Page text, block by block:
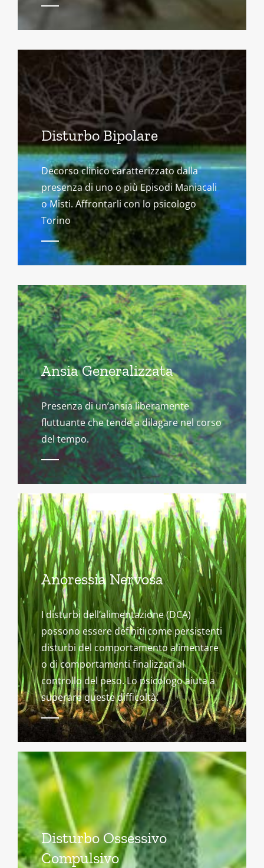
Disturbo Bipolare
Decorso clinico caratterizzato dalla
presenza di uno o più Episodi Maniacali
o Misti. Affrontarli con lo psicologo
Torino
Ansia Generalizzata
Presenza di un’ansia liberamente
fluttuante che tende a dilagare nel corso
del tempo.
Anoressia Nervosa
I disturbi dell’alimentazione (DCA)
possono essere definiti come persistenti
disturbi del comportamento alimentare
o di comportamenti finalizzati al
controllo del peso. Lo psicologo aiuta a
superare queste difficoltà.
Disturbo Ossessivo
Compulsivo